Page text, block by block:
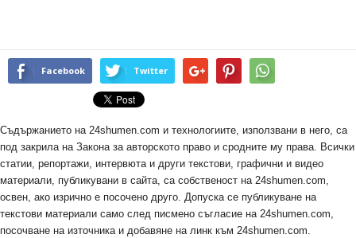
Facebook Twitter
Съдържанието на 24shumen.com и технологиите, използвани в него, са
под закрила на Закона за авторското право и сродните му права. Всички
статии, репортажи, интервюта и други текстови, графични и видео
материали, публикувани в сайта, са собственост на 24shumen.com,
освен, ако изрично е посочено друго. Допуска се публикуване на
текстови материали само след писмено съгласие на 24shumen.com,
посочване на източника и добавяне на линк към 24shumen.com.